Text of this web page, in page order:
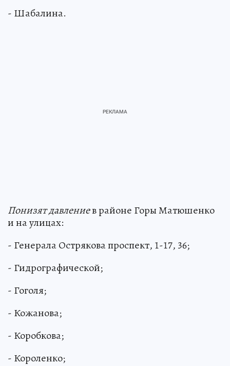
- Шабалина.
Понизят давлениев районе Горы Матюшенко
и на улицах:
- Генерала Острякова проспект, 1-17, 36;
- Гидрографической;
- Гоголя;
- Кожанова;
- Коробкова;
- Короленко;